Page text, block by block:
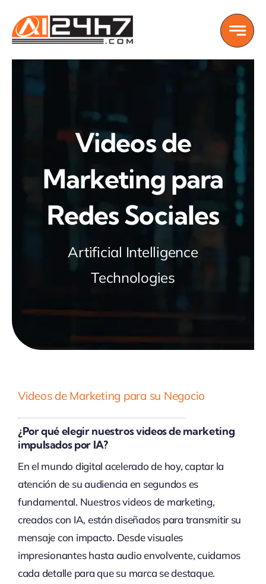
content
Videos de
Marketing para
Redes Sociales
Artificial Intelligence
Technologies
Videos de Marketing para su Negocio
¿Por qué elegir nuestros videos de marketing
impulsados por IA?
En el mundo digital acelerado de hoy, captar la
atención de su audiencia en segundos es
fundamental. Nuestros videos de marketing,
creados con IA, están diseñados para transmitir su
mensaje con impacto. Desde visuales
impresionantes hasta audio envolvente, cuidamos
cada detalle para que su marca se destaque.